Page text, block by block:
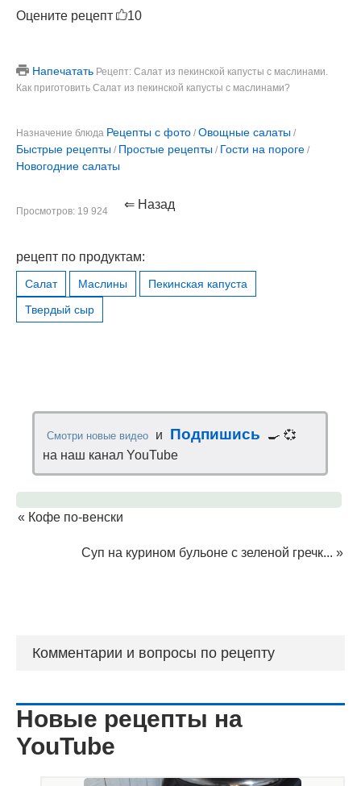
Оцените рецепт 10
Напечатать Рецепт: Салат из пекинской капусты с маслинами.
Как приготовить Салат из пекинской капусты с маслинами?
Назначение блюда Рецепты с фото / Овощные салаты /
Быстрые рецепты / Простые рецепты / Гости на пороге /
Новогодние салаты
Просмотров: 19 924 ⇐ Назад
рецепт по продуктам:
Салат Маслины
Пекинская капуста
Твердый сыр
Смотри новые видео и Подпишись
🍳 💞
на наш канал YouTube
« Кофе по-венски
Суп на курином бульоне с зеленой гречк... »
Комментарии и вопросы по рецепту
Новые рецепты на
YouTube